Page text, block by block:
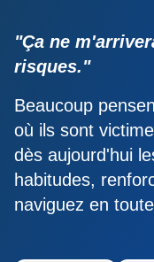
"Ça ne
risques."
Beaucoup
où ils sont
dès aujourd'hui
habitudes,
naviguez en